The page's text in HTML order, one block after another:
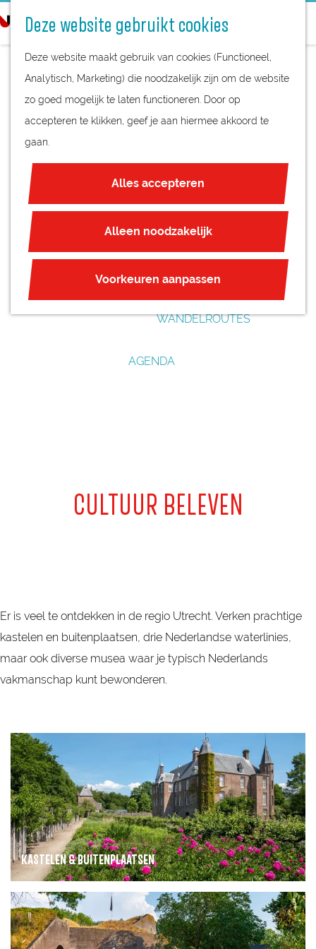
Deze website gebruikt cookies
Deze website maakt gebruik van cookies (Functioneel,
Analytisch, Marketing) die noodzakelijk zijn om de website
zo goed mogelijk te laten functioneren. Door op
accepteren te klikken, geef je aan hiermee akkoord te
gaan.
Alles accepteren
Alleen noodzakelijk
Voorkeuren aanpassen
STREEKMUSEA
NATUURGEBIEDEN
UNESCO WERELDERFGOED
JUBILEUM
INTERACTIEVE KAART
ZAKELIJKE LOCATIES
REGIO TIPS
ROUTES
FIETSROUTES
WANDELROUTES
AGENDA
CULTUUR BELEVEN
Er is veel te ontdekken in de regio Utrecht. Verken prachtige
kastelen en buitenplaatsen, drie Nederlandse waterlinies,
maar ook diverse musea waar je typisch Nederlands
vakmanschap kunt bewonderen.
KASTELEN & BUITENPLAATSEN
Regio Utrecht beschikt over een aantal prachtige
kastelen en buitenplaatsen die nationale bekendheid
genieten. De weelderige pronkstukken van macht en
K
a
s
t
e
l
e
n
&
B
W
a
t